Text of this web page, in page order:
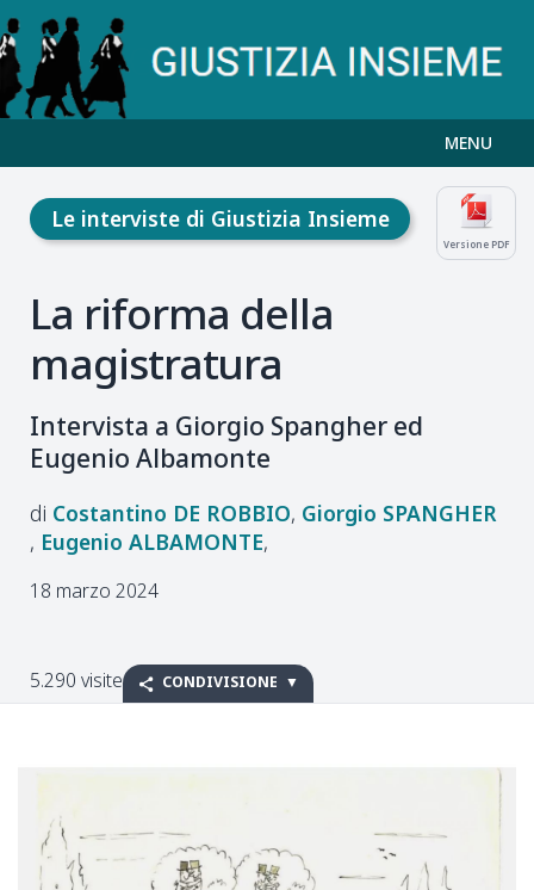
MENU
Versione PDF
Le interviste di Giustizia Insieme
La riforma della
magistratura
Intervista a Giorgio Spangher ed
Eugenio Albamonte
Costantino DE ROBBIO Giorgio SPANGHER
Eugenio ALBAMONTE
18 marzo 2024
5.290 visite CONDIVISIONE